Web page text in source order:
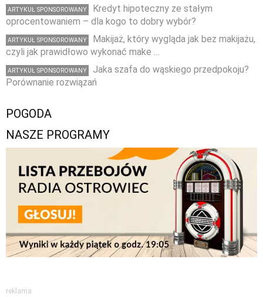
ARTYKUŁ SPONSOROWANY
Kredyt hipoteczny ze stałym
oprocentowaniem – dla kogo to dobry wybór?
ARTYKUŁ SPONSOROWANY
Makijaż, który wygląda jak bez makijażu,
czyli jak prawidłowo wykonać make …
ARTYKUŁ SPONSOROWANY
Jaka szafa do wąskiego przedpokoju?
Porównanie rozwiązań
POGODA
NASZE PROGRAMY
reklama